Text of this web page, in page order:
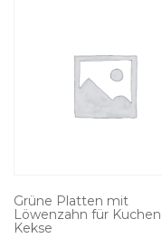
Grüne Platten mit
Löwenzahn für
Kekse